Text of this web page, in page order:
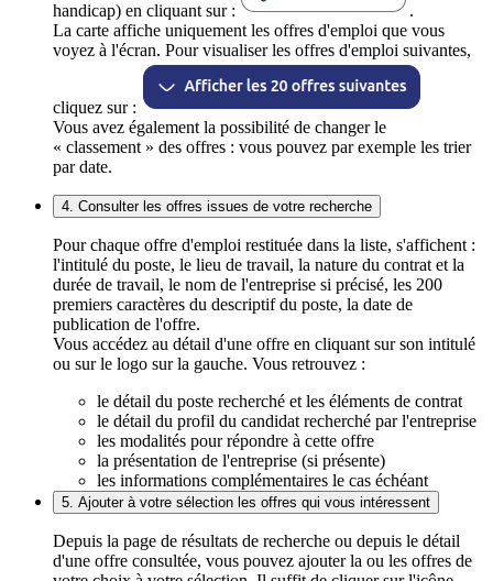
handicap) en cliquant sur :
.
La carte affiche uniquement les offres d'emploi que vous
voyez à l'écran. Pour visualiser les offres d'emploi suivantes,
cliquez sur :
Vous avez également la possibilité de changer le
« classement » des offres : vous pouvez par exemple les trier
par date.
4. Consulter les offres issues de votre recherche
Pour chaque offre d'emploi restituée dans la liste, s'affichent :
l'intitulé du poste, le lieu de travail, la nature du contrat et la
durée de travail, le nom de l'entreprise si précisé, les 200
premiers caractères du descriptif du poste, la date de
publication de l'offre.
Vous accédez au détail d'une offre en cliquant sur son intitulé
ou sur le logo sur la gauche. Vous retrouvez :
le détail du poste recherché et les éléments de contrat
le détail du profil du candidat recherché par l'entreprise
les modalités pour répondre à cette offre
la présentation de l'entreprise (si présente)
les informations complémentaires le cas échéant
5. Ajouter à votre sélection les offres qui vous intéressent
Depuis la page de résultats de recherche ou depuis le détail
d'une offre consultée, vous pouvez ajouter la ou les offres de